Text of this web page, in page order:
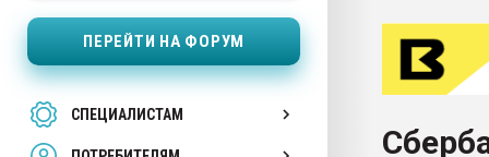
ПЕРЕЙТИ НА ФОРУМ
СПЕЦИАЛИСТАМ
Продам отходы
поликарбоната и АБС-
Armaloy PC/ABS-1IM